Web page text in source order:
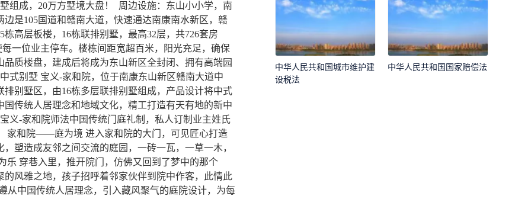
组成，20万方墅境大盘！ 周边设施：东山小小学，南
是105国道和赣南大道，快速通达南康南水新区，赣
高层板楼，16栋联排别墅，最高32层，共726套房
一位业主停车。楼栋间距宽超百米，阳光充足，确保
质楼盘，建成后将成为东山新区全封闭、拥有高端园
别墅 宝义-家和院，位于南康东山新区赣南大道中
别墅区，由16栋多层联排别墅组成，产品设计将中式
传统人居理念和地域文化，精工打造有天有地的新中
-家和院师法中国传统门庭礼制，私人订制业主姓氏
家和院——庭为境 进入家和院的大门，可见匠心打造
塑造成友邻之间交流的庭园，一砖一瓦，一草一木，
穿巷入里，推开院门，仿佛又回到了梦中的那个
风雅之地，孩子招呼着邻家伙伴到院中作客，此情此
中国传统人居理念，引入藏风聚气的庭院设计，为每
中华人民共和国城市维护建
设税法
中华人民共和国国家赔偿法